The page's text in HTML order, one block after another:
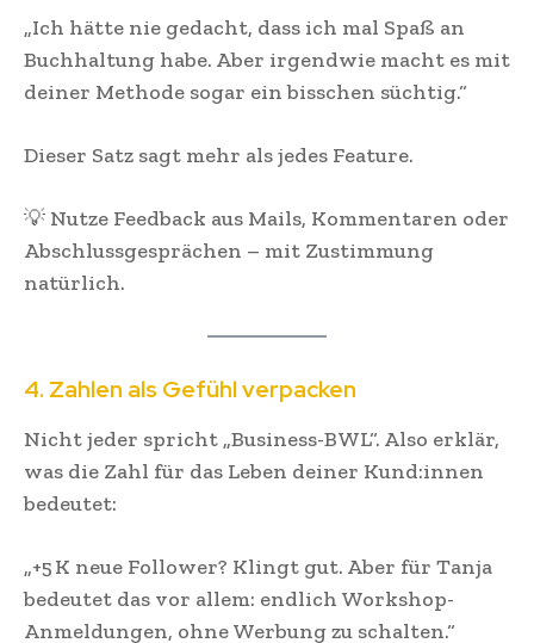
„Ich hätte nie gedacht, dass ich mal Spaß an
Buchhaltung habe. Aber irgendwie macht es mit
deiner Methode sogar ein bisschen süchtig.“
Dieser Satz sagt mehr als jedes Feature.
💡 Nutze Feedback aus Mails, Kommentaren oder
Abschlussgesprächen – mit Zustimmung
natürlich.
4. Zahlen als Gefühl verpacken
Nicht jeder spricht „Business-BWL“. Also erklär,
was die Zahl für das Leben deiner Kund:innen
bedeutet:
„+5 K neue Follower? Klingt gut. Aber für Tanja
bedeutet das vor allem: endlich Workshop-
Anmeldungen, ohne Werbung zu schalten.“